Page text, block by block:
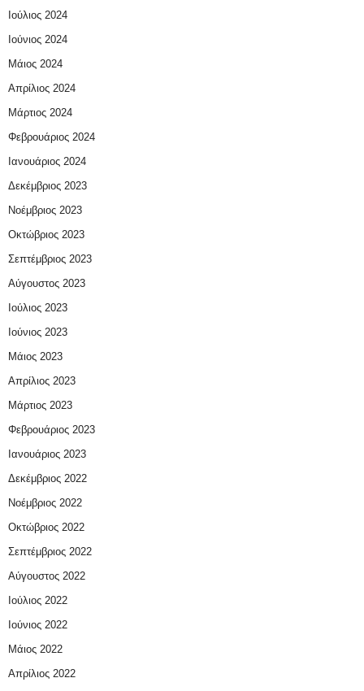
Ιούλιος 2024
Ιούνιος 2024
Μάιος 2024
Απρίλιος 2024
Μάρτιος 2024
Φεβρουάριος 2024
Ιανουάριος 2024
Δεκέμβριος 2023
Νοέμβριος 2023
Οκτώβριος 2023
Σεπτέμβριος 2023
Αύγουστος 2023
Ιούλιος 2023
Ιούνιος 2023
Μάιος 2023
Απρίλιος 2023
Μάρτιος 2023
Φεβρουάριος 2023
Ιανουάριος 2023
Δεκέμβριος 2022
Νοέμβριος 2022
Οκτώβριος 2022
Σεπτέμβριος 2022
Αύγουστος 2022
Ιούλιος 2022
Ιούνιος 2022
Μάιος 2022
Απρίλιος 2022